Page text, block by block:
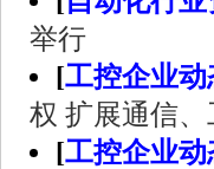
举行
[工控企业动
权 扩展通信
[工控企业动